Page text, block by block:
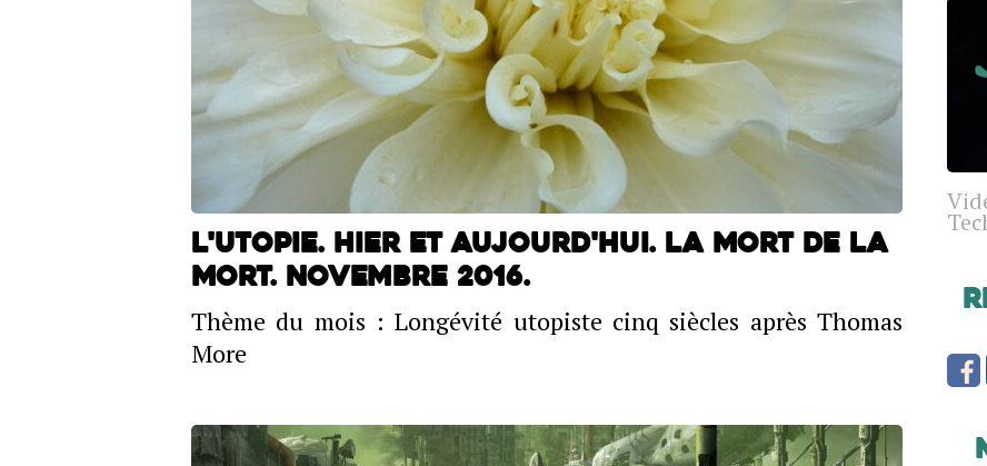
L'utopie. Hier et aujourd'hui. La mort de la
mort. Novembre 2016.
Thème du mois : Longévité utopiste cinq siècles après Thomas
More